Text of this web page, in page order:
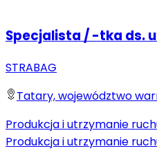
Specjalista / -tka ds.
STRABAG
Tatary, województwo
Produkcja i utrzymanie
Produkcja i utrzymanie